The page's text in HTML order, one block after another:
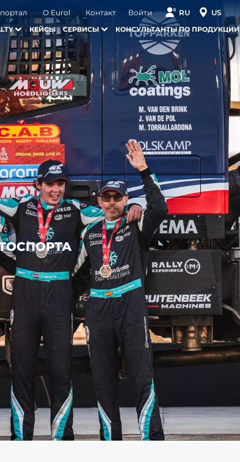
О Eurol Контакт Войти RU US
КЕЙСЫ СЕРВИСЫ
КОНСУЛЬТАНТЫ ПО ПРОДУКЦИИ